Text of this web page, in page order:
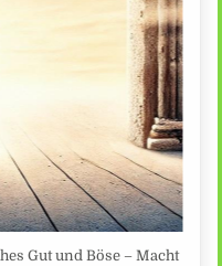
Gut und Böse – Macht